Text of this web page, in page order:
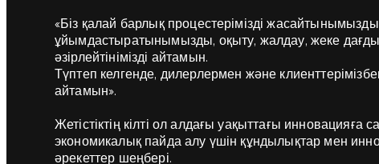
«Біз қалай барлық процестерімізді жасайтынымызды,
ұйымдастыратынымызды, оқыту, жалдау, жеке
әзірлейтінімізді айтамын.
Түптеп келгенде, дилерлермен және
айтамын».
Жетістіктің кілті ол алдағы уақыттағы
экономикалық пайда алу үшін құндылықтар мен
әрекеттер шеңбері.